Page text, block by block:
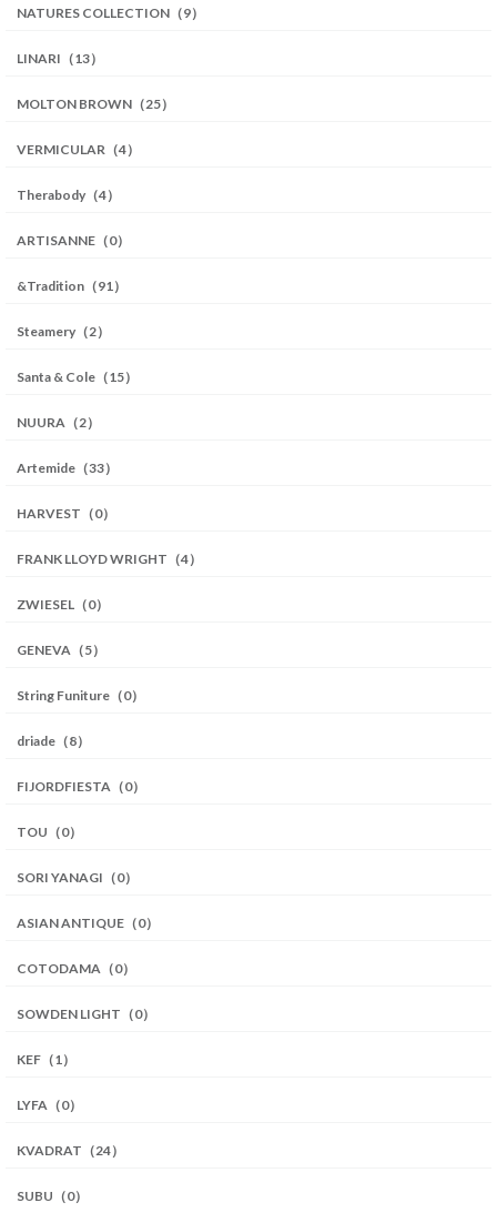
NATURES COLLECTION（9）
LINARI（13）
MOLTON BROWN（25）
VERMICULAR（4）
Therabody（4）
ARTISANNE（0）
&Tradition（91）
Steamery（2）
Santa & Cole（15）
NUURA（2）
Artemide（33）
HARVEST（0）
FRANK LLOYD WRIGHT（4）
ZWIESEL（0）
GENEVA（5）
String Funiture（0）
driade（8）
FIJORDFIESTA（0）
TOU（0）
SORI YANAGI（0）
ASIAN ANTIQUE（0）
COTODAMA（0）
SOWDEN LIGHT（0）
KEF（1）
LYFA（0）
KVADRAT（24）
SUBU（0）